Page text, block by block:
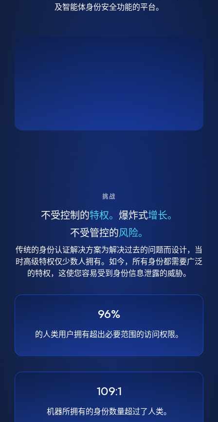
及智能体身份安全功能的平台。
挑战
不受控制的特权。 爆炸式增长。
不受管控的风险。
传统的身份认证解决方案为解决过去的问题而设计，当
时高级特权仅少数人拥有。如今，所有身份都需要广泛
的特权，这使您容易受到身份信息泄露的威胁。
96%
的人类用户拥有超出必要范围的访问权限。
109:1
机器所拥有的身份数量超过了人类。